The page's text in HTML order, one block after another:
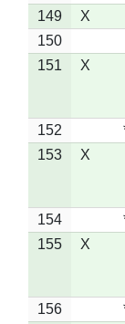
149
X
150
151
X
152
153
X
154
155
X
156